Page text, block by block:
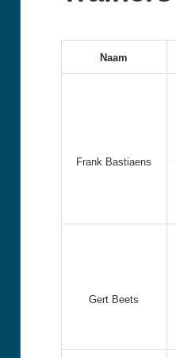
Naam
Frank Bastiaens
Gert Beets